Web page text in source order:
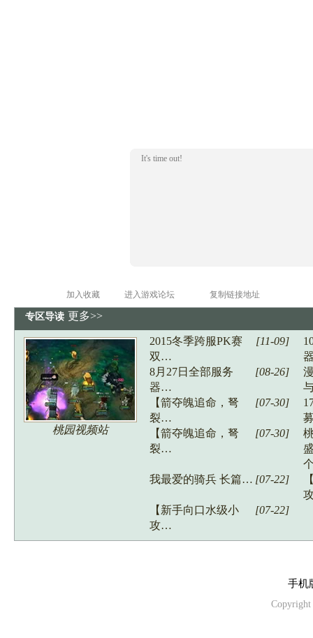
It's time out!
加入收藏 进入游戏论坛 复制链接地址
专区导读 更多>>
桃园视频站
[11-09]
2015冬季跨服PK赛
双…
[08-26]
8月27日全部服务
器…
[07-30]
【箭夺魄追命，弩
裂…
[07-30]
【箭夺魄追命，弩
裂…
[07-22]
我最爱的骑兵 长篇…
[07-22]
【新手向口水级小
攻…
手机